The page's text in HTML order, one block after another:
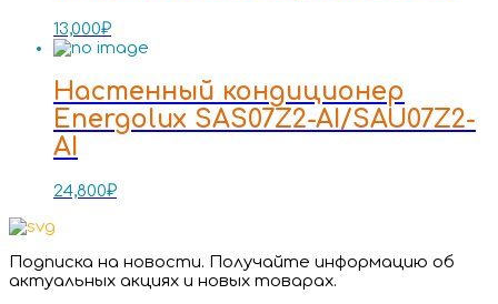
13,000₽
Настенный кондиционер
Energolux SAS07Z2-AI/SAU07Z2-
AI
24,800₽
Подписка на новости. Получайте информацию об
актуальных акциях и новых товарах.